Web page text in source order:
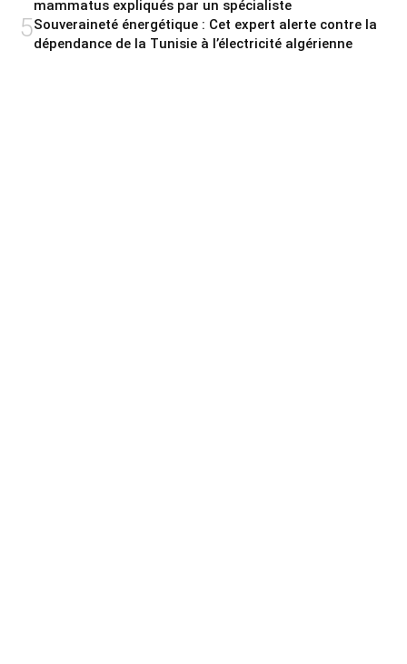
mammatus expliqués par un spécialiste
5Souveraineté énergétique : Cet expert alerte contre la
dépendance de la Tunisie à l’électricité algérienne